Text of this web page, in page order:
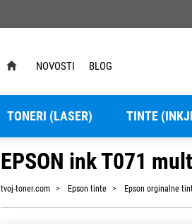
NOVOSTI BLOG
TONERI (LASER) TINTE
EPSON ink T071
tvoj-toner.com Epson tinte Epson orginalne